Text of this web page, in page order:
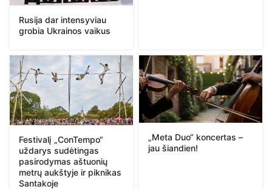
Rusija dar intensyviau
grobia Ukrainos vaikus
Festivalį „ConTempo“
uždarys sudėtingas
pasirodymas aštuonių
metrų aukštyje ir piknikas
Santakoje
„Meta Duo“ koncertas –
jau šiandien!